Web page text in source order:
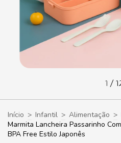
1 /
Início > Infantil > Alimentação >
Marmita Lancheira Passarinho
BPA Free Estilo Japonês